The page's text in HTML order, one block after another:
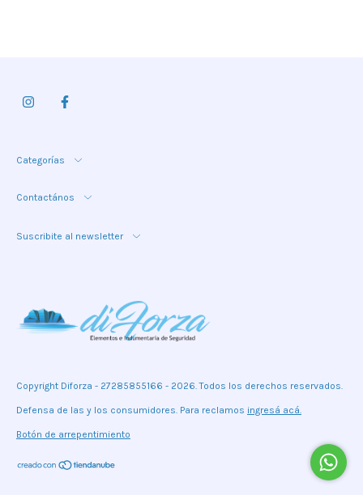
Categorías
Contactános
Suscribite al newsletter
Copyright Diforza - 27285855166 - 2026. Todos los derechos reservados.
Defensa de las y los consumidores. Para reclamos ingresá acá.
Botón de arrepentimiento